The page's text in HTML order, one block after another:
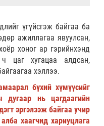
үгүйсгэж байгаа ба
ажиллагаа явуулсан,
хоног ар гэрийнхэнд
цаг хугацаа алдсан,
хэллээ.
бүхий хүмүүсийг
дугаар нь цагдаагийн
эргэлзэж байгаа учир
хаагчид хариуцлага